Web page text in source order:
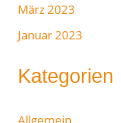
März 2023
Januar 2023
Kategorien
Allgemein